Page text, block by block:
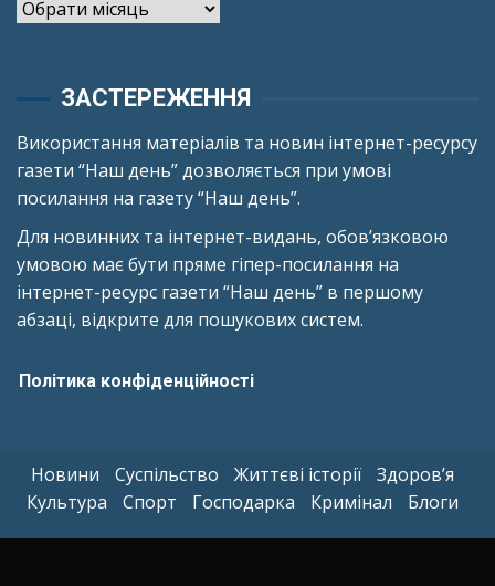
Архіви
ЗАСТЕРЕЖЕННЯ
Використання матеріалів та новин інтернет-ресурсу
газети “Наш день” дозволяється при умові
посилання на газету “Наш день”.
Для новинних та інтернет-видань, обов’язковою
умовою має бути пряме гіпер-посилання на
інтернет-ресурс газети “Наш день” в першому
абзаці, відкрите для пошукових систем.
Політика конфіденційності
Новини Суспільство Життєві історії
Здоров’я
Культура
Спорт Господарка Кримінал Блоги